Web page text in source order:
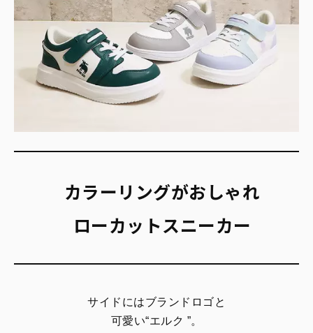
カラーリングがおしゃれ
ローカットスニーカー
サイドにはブランドロゴと
可愛い“エルク ”。